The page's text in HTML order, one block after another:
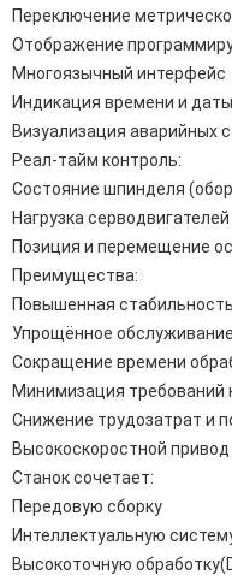
Переключение
Отображение
Многоязычный интерфейс
Индикация времени и даты
Визуализация аварийных
Реал-тайм контроль:
Состояние шпинделя
Нагрузка серводвигателей
Позиция и перемещение
Преимущества:
Повышенная стабильность
Упрощённое обслуживание
Сокращение времени
Минимизация требований
Снижение трудозатрат и
Высокоскоростной
Станок сочетает:
Передовую сборку
Интеллектуальную
Высокоточную